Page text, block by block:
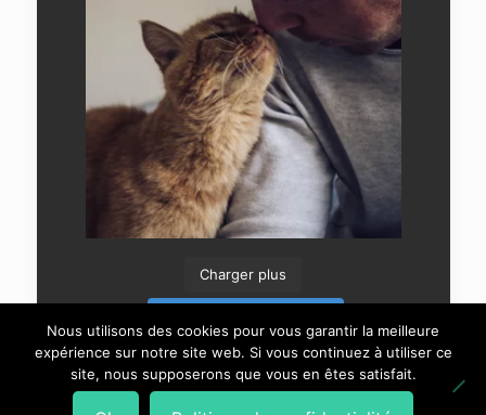
Charger plus
Nous utilisons des cookies pour vous garantir la meilleure
expérience sur notre site web. Si vous continuez à utiliser ce
site, nous supposerons que vous en êtes satisfait.